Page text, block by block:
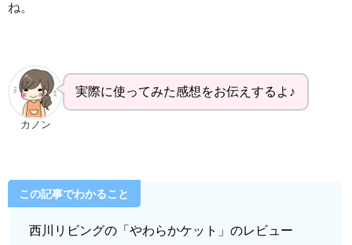
ね。
カノン
実際に使ってみた感想をお伝えするよ♪
この記事でわかること
西川リビングの「やわらかケット」のレビュー